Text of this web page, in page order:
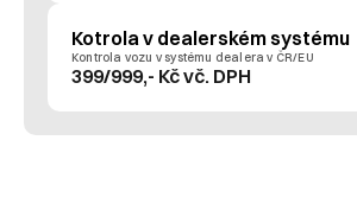
Kotrola v dealerském systému
Kontrola vozu v systému dealera v ČR/EU
399/999,- Kč vč. DPH